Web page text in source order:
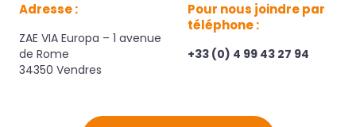
Adresse :
ZAE VIA Europa – 1 avenue
de Rome
34350 Vendres
Pour nous joindre par
téléphone :
+33 (0) 4 99 43 27 94